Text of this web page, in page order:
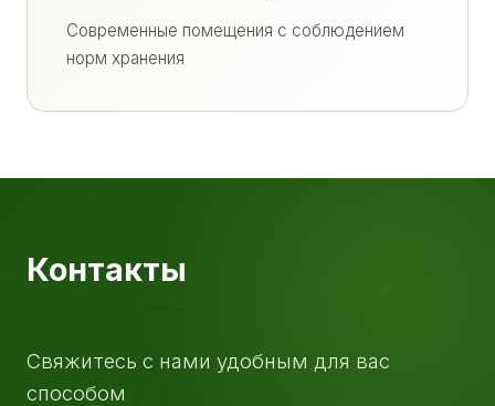
Современные помещения с соблюдением
норм хранения
Контакты
Свяжитесь с нами удобным для вас
способом